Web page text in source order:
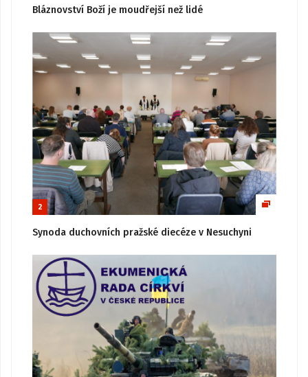
Bláznovství Boží je moudřejší než lidé
2
Synoda duchovních pražské diecéze v Nesuchyni